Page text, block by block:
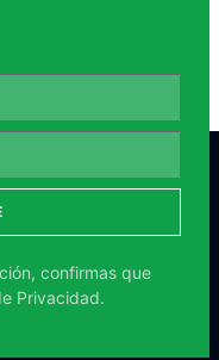
confirmas que
Privacidad.